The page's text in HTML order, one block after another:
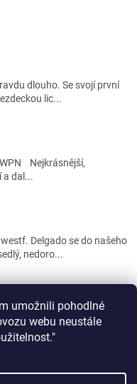
umožnili pohodlné
webu neustále
dlouho. Se svojí první
lic...
Nejkrásnější,
a dal...
Delgado se do našeho
nedoro...